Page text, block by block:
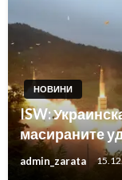
НОВИНИ
ISW:
масираните
admin_zarata